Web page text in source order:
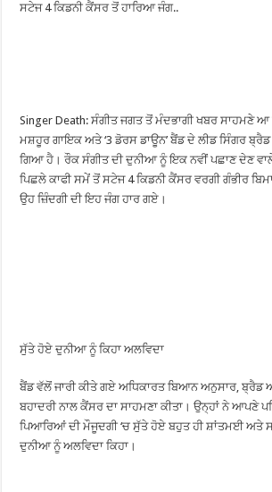
ਸਟੇਜ 4 ਕਿਡਨੀ ਕੈਂਸਰ ਤੋਂ ਹਾਰਿਆ ਜੰਗ..
Singer Death: ਸੰਗੀਤ ਜਗਤ ਤੋਂ ਮੰਦਭਾਗੀ ਖਬਰ ਸਾਹਮਣੇ
ਮਸ਼ਹੂਰ ਗਾਇਕ ਅਤੇ ‘3 ਡੋਰਸ ਡਾਊਨ’ ਬੈਂਡ ਦੇ ਲੀਡ ਸਿੰਗਰ
ਗਿਆ ਹੈ। ਰੌਕ ਸੰਗੀਤ ਦੀ ਦੁਨੀਆ ਨੂੰ ਇਕ ਨਵੀਂ ਪਛਾਣ ਦੇਣ
ਪਿਛਲੇ ਕਾਫੀ ਸਮੇਂ ਤੋਂ ਸਟੇਜ 4 ਕਿਡਨੀ ਕੈਂਸਰ ਵਰਗੀ ਗੰਭੀਰ
ਉਹ ਜ਼ਿੰਦਗੀ ਦੀ ਇਹ ਜੰਗ ਹਾਰ ਗਏ।
ਸੁੱਤੇ ਹੋਏ ਦੁਨੀਆ ਨੂੰ ਕਿਹਾ ਅਲਵਿਦਾ
ਬੈਂਡ ਵੱਲੋਂ ਜਾਰੀ ਕੀਤੇ ਗਏ ਅਧਿਕਾਰਤ ਬਿਆਨ ਅਨੁਸਾਰ, ਬ੍ਰੈਡ
ਬਹਾਦਰੀ ਨਾਲ ਕੈਂਸਰ ਦਾ ਸਾਹਮਣਾ ਕੀਤਾ। ਉਨ੍ਹਾਂ ਨੇ ਆਪਣੇ
ਪਿਆਰਿਆਂ ਦੀ ਮੌਜੂਦਗੀ ‘ਚ ਸੁੱਤੇ ਹੋਏ ਬਹੁਤ ਹੀ ਸ਼ਾਂਤਮਈ ਅਤੇ
ਦੁਨੀਆ ਨੂੰ ਅਲਵਿਦਾ ਕਿਹਾ।